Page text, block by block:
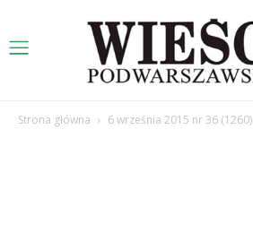
Strona główna 6 września 2015 nr 36 (1260)